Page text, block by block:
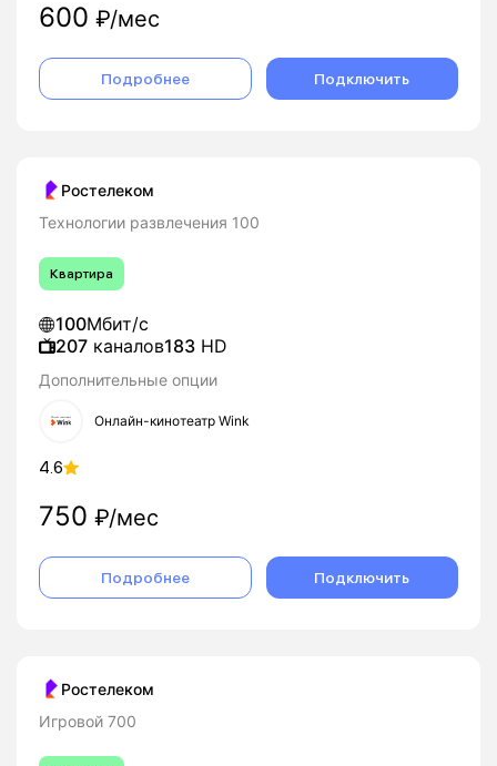
600 ₽/мес
Подробнее Подключить
Ростелеком
Технологии развлечения 100
Квартира
100Мбит/с
207 каналов183 HD
Дополнительные опции
Онлайн-кинотеатр Wink
4.6
750 ₽/мес
Подробнее Подключить
Ростелеком
Игровой 700